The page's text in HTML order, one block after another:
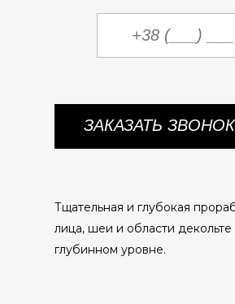
Тщательная и глубокая
лица, шеи и области декольте
глубинном уровне.